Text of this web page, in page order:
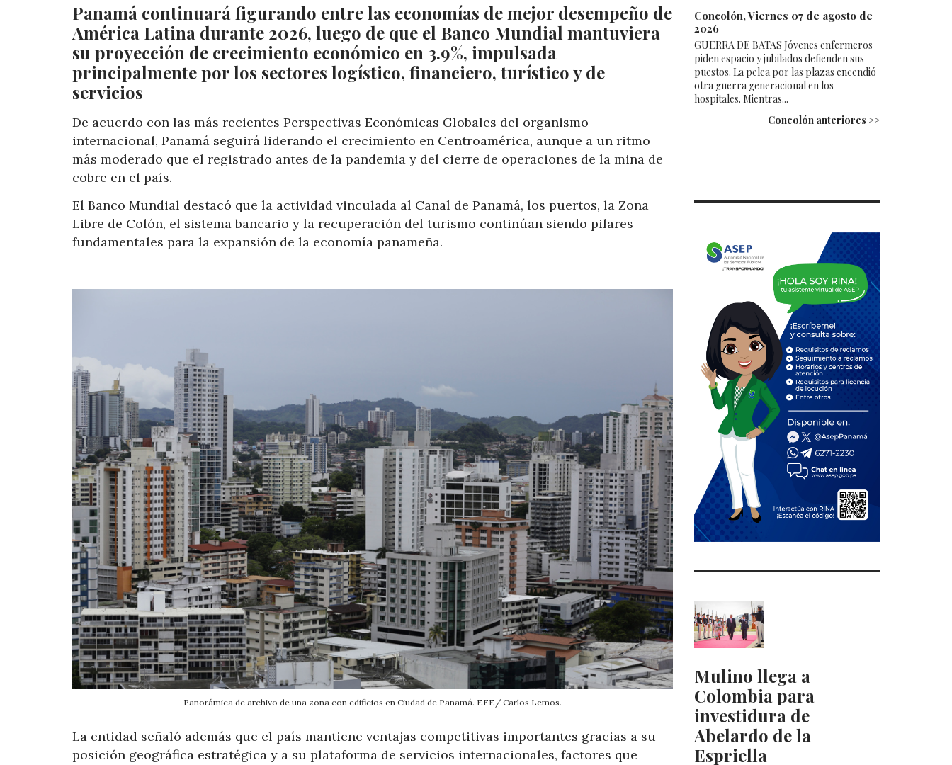
Panamá continuará figurando entre las economías de mejor desempeño de
América Latina durante 2026, luego de que el Banco Mundial mantuviera
su proyección de crecimiento económico en 3.9%, impulsada
principalmente por los sectores logístico, financiero, turístico y de
servicios
De acuerdo con las más recientes Perspectivas Económicas Globales del organismo
internacional, Panamá seguirá liderando el crecimiento en Centroamérica, aunque a un ritmo
más moderado que el registrado antes de la pandemia y del cierre de operaciones de la mina de
cobre en el país.
El Banco Mundial destacó que la actividad vinculada al Canal de Panamá, los puertos, la Zona
Libre de Colón, el sistema bancario y la recuperación del turismo continúan siendo pilares
fundamentales para la expansión de la economía panameña.
Panorámica de archivo de una zona con edificios en Ciudad de Panamá. EFE/ Carlos Lemos.
La entidad señaló además que el país mantiene ventajas competitivas importantes gracias a su
posición geográfica estratégica y a su plataforma de servicios internacionales, factores que
Concolón, Viernes 07 de agosto de
2026
GUERRA DE BATAS Jóvenes enfermeros
piden espacio y jubilados defienden sus
puestos. La pelea por las plazas encendió
otra guerra generacional en los
hospitales. Mientras...
Concolón anteriores >>
Mulino llega a
Colombia para
investidura de
Abelardo de la
Espriella